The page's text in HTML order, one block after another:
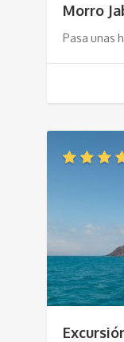
Morro
Pasa unas